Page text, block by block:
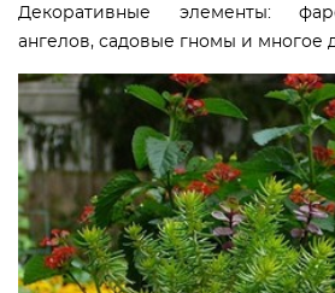
Декоративные элементы:
ангелов, садовые гномы и многое